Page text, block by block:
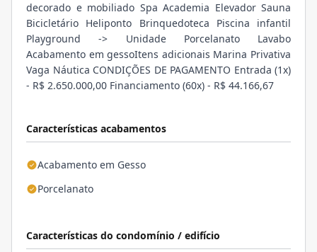
Características acabamentos
Acabamento em Gesso
Porcelanato
Características do condomínio / edifício
decorado e mobiliado Spa Academia Elevador Sauna
Bicicletário Heliponto Brinquedoteca Piscina infantil
Playground -> Unidade Porcelanato Lavabo
Acabamento em gessoItens adicionais Marina Privativa
Vaga Náutica CONDIÇÕES DE PAGAMENTO Entrada (1x)
- R$ 2.650.000,00 Financiamento (60x) - R$ 44.166,67